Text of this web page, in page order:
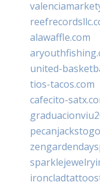
alawaffle.com
united-
tios-tacos.com
cafecito-